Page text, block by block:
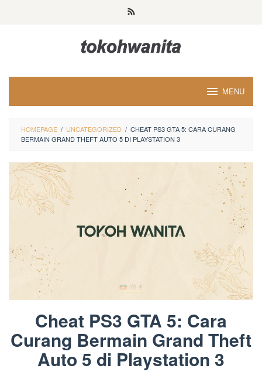
MENU
HOMEPAGE / UNCATEGORIZED / CHEAT PS3 GTA 5: CARA CURANG
BERMAIN GRAND THEFT AUTO 5 DI PLAYSTATION 3
Cheat PS3 GTA 5: Cara
Curang Bermain Grand Theft
Auto 5 di Playstation 3